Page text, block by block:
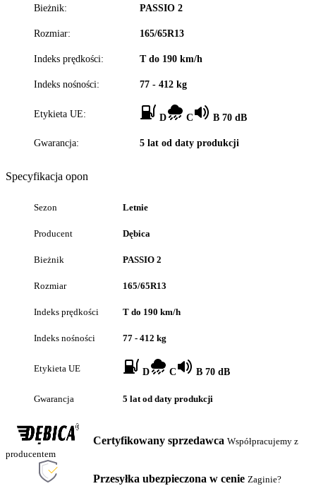
Bieżnik: PASSIO 2
Rozmiar: 165/65R13
Indeks prędkości: T do 190 km/h
Indeks nośności: 77 - 412 kg
Etykieta UE: D C B 70 dB
Gwarancja: 5 lat od daty produkcji
Specyfikacja opon
Sezon Letnie
Producent Dębica
Bieżnik PASSIO 2
Rozmiar 165/65R13
Indeks prędkości T do 190 km/h
Indeks nośności 77 - 412 kg
Etykieta UE D C B 70 dB
Gwarancja 5 lat od daty produkcji
Certyfikowany sprzedawca Współpracujemy z
producentem
Przesyłka ubezpieczona w cenie Zaginie?